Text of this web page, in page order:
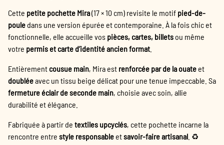
Cette petite pochette Mira(17 × 10 cm) revisite le motif pied-de-
pouledans une version épurée et contemporaine. À la fois chic et
fonctionnelle, elle accueille vos pièces, cartes, billets ou même
votre permis et carte d’identité ancien format
Entièrement cousue main, Mira est renforcée par de la ouate et
doubléeavec un tissu beige délicat pour une tenue impeccable. Sa
fermeture éclair de seconde main, choisie avec soin, allie
durabilité et élégance.
Fabriquée à partir de textiles upcyclés, cette pochette incarne la
rencontre entre style responsable etsavoir-faire artisanal . ♻️